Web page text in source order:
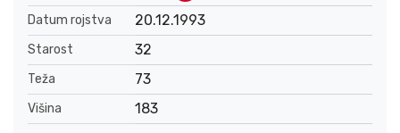
Datum rojstva 20.12.1993
Starost 32
Teža 73
Višina 183